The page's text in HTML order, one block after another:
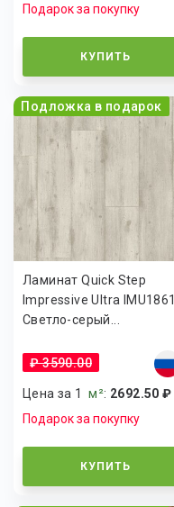
Подарок за покупку
КУПИТЬ
Подложка в подарок
Ламинат Quick Step
Impressive Ultra IMU1861
Светло-серый...
₽ 3590.00
Цена за 1м²: 2692.50 ₽
Подарок за покупку
КУПИТЬ